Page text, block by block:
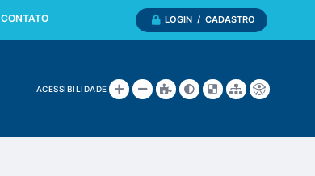
LOGIN / CADASTRO
ACESSIBILIDADE
CONTATO